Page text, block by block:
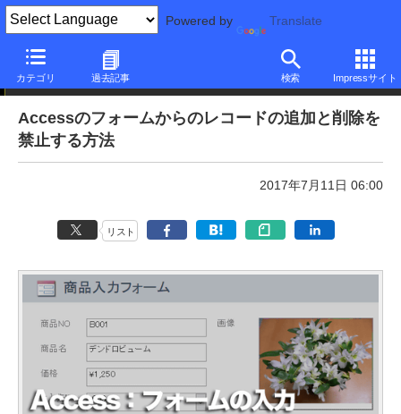
Powered by Translate
カテゴリ 過去記事 検索 Impressサイト
本日のできるネット
Accessのフォームからのレコードの追加と削除を
禁止する方法
2017年7月11日 06:00
リスト